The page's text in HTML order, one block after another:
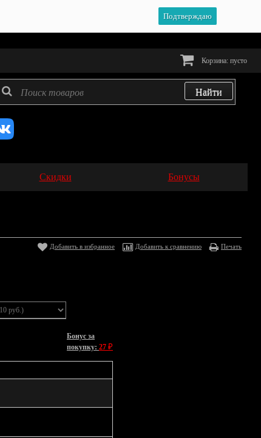
Подтверждаю
Корзина: пусто
Скидки Бонусы
Добавить в избранное Добавить к сравнению Печать
Бонус за
покупку: 27 ₽